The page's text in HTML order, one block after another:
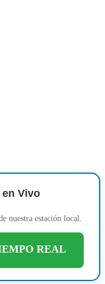
Vivo
nuestra estación local.
REAL